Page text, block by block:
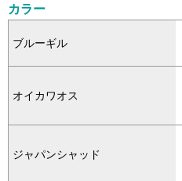
カラー
ブルーギル
オイカワオス
ジャパンシャッド